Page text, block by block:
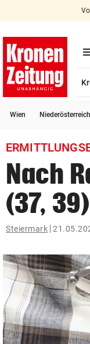
account_circle Anmelden
bookmark
search
Suchbegriff
eingeben
© Krone Multimedia
Muthgasse 2, 1190
Wien Niederösterreich
Nach
(37,
Steiermark